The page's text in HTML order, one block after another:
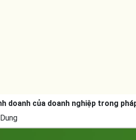
doanh của doanh nghiệp trong